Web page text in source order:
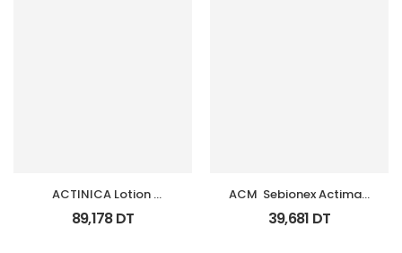
ACTINICA Lotion
Spf50+ Fl 80 Ml
89,178DT
ACM  Sebionex Actimat
Soin Anti Imperfec Teint
40Ml
39,681 DT